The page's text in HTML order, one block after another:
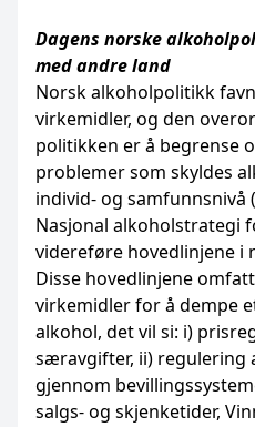
Dagens norske
med andre land
Norsk alkoholpolitikk
virkemidler, og den
politikken er å begrense
problemer som skyldes
individ- og samfunnsnivå
Nasjonal alkoholstrategi
videreføre hovedlinjene i
Disse hovedlinjene
virkemidler for å dempe
alkohol, det vil si: i)
særavgifter, ii) regulering
gjennom
salgs- og skjenketider,